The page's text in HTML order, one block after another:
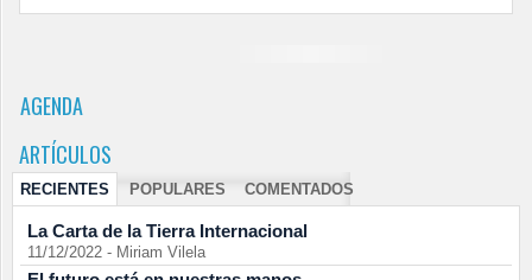
AGENDA
ARTÍCULOS
RECIENTES POPULARES COMENTADOS
La Carta de la Tierra Internacional
11/12/2022 - Miriam Vilela